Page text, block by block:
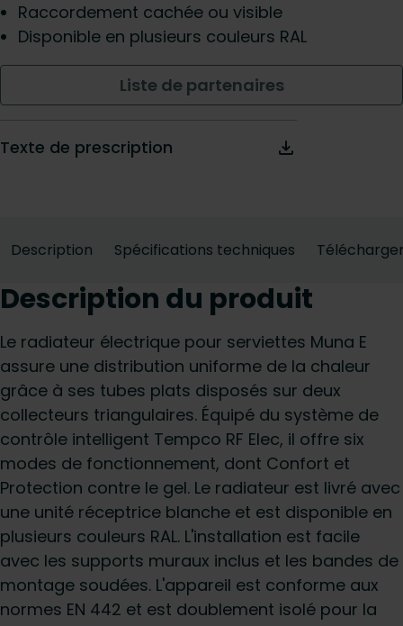
Raccordement cachée ou visible
Disponible en plusieurs couleurs RAL
Liste de partenaires
Texte de prescription
Description Spécifications techniques
Description du produit
Le radiateur électrique pour serviettes Muna E
assure une distribution uniforme de la chaleur
grâce à ses tubes plats disposés sur deux
collecteurs triangulaires. Équipé du système de
contrôle intelligent Tempco RF Elec, il offre six
modes de fonctionnement, dont Confort et
Protection contre le gel. Le radiateur est livré avec
une unité réceptrice blanche et est disponible en
plusieurs couleurs RAL. L'installation est facile
avec les supports muraux inclus et les bandes de
montage soudées. L'appareil est conforme aux
normes EN 442 et est doublement isolé pour la